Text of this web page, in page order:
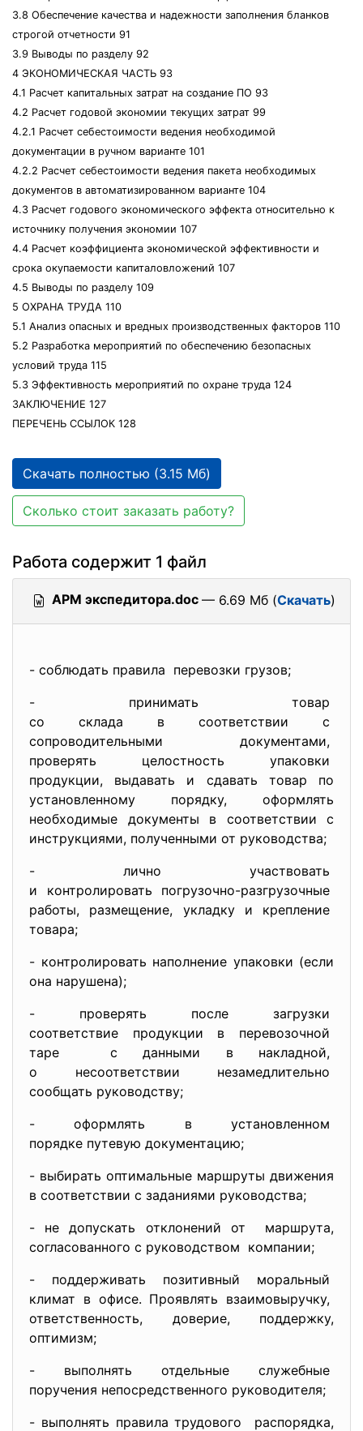
3.8 Обеспечение качества и надежности заполнения бланков
строгой отчетности 91
3.9 Выводы по разделу 92
4 ЭКОНОМИЧЕСКАЯ ЧАСТЬ 93
4.1 Расчет капитальных затрат на создание ПО 93
4.2 Расчет годовой экономии текущих затрат 99
4.2.1 Расчет себестоимости ведения необходимой
документации в ручном варианте 101
4.2.2 Расчет себестоимости ведения пакета необходимых
документов в автоматизированном варианте 104
4.3 Расчет годового экономического эффекта относительно к
источнику получения экономии 107
4.4 Расчет коэффициента экономической эффективности и
срока окупаемости капиталовложений 107
4.5 Выводы по разделу 109
5 ОХРАНА ТРУДА 110
5.1 Анализ опасных и вредных производственных факторов 110
5.2 Разработка мероприятий по обеспечению безопасных
условий труда 115
5.3 Эффективность мероприятий по охране труда 124
ЗАКЛЮЧЕНИЕ 127
ПЕРЕЧЕНЬ ССЫЛОК 128
Скачать полностью (3.15 Мб)
Сколько стоит заказать работу?
Работа содержит 1 файл
АРМ экспедитора.doc — 6.69 Мб (Скачать)
- соблюдать правила перевозки грузов;
- принимать товар
со склада в соответствии с
сопроводительными документами,
проверять целостность упаковки
продукции, выдавать и сдавать товар по
установленному порядку, оформлять
необходимые документы в соответствии с
инструкциями, полученными от руководства;
- лично участвовать
и контролировать погрузочно-разгрузочные
работы, размещение, укладку и крепление
товара;
- контролировать наполнение упаковки (если
она нарушена);
- проверять после загрузки
соответствие продукции в перевозочной
таре с данными в накладной,
о несоответствии незамедлительно
сообщать руководству;
- оформлять в установленном
порядке путевую документацию;
- выбирать оптимальные маршруты движения
в соответствии с заданиями руководства;
- не допускать отклонений от маршрута,
согласованного с руководством компании;
- поддерживать позитивный моральный
климат в офисе. Проявлять взаимовыручку,
ответственность, доверие, поддержку,
оптимизм;
- выполнять отдельные служебные
поручения непосредственного руководителя;
- выполнять правила трудового распорядка,